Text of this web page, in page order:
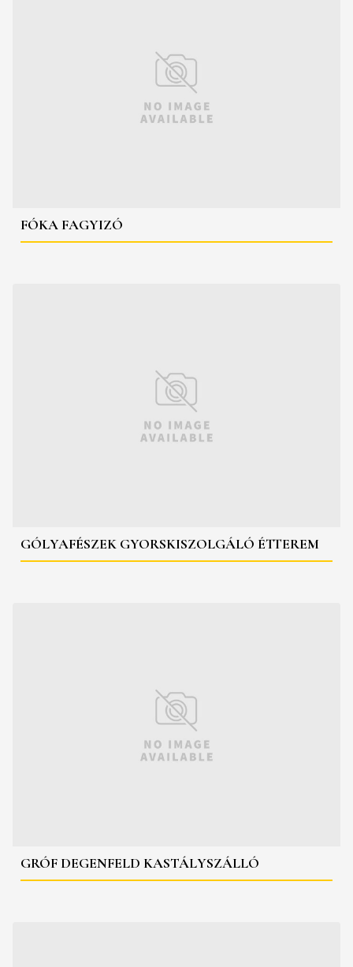
FÓKA FAGYIZÓ
GÓLYAFÉSZEK GYORSKISZOLGÁLÓ ÉTTEREM
GRÓF DEGENFELD KASTÁLYSZÁLLÓ